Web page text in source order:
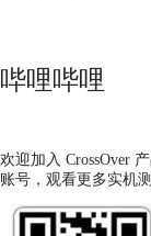
哔哩哔哩
欢迎加入 CrossOver
账号，观看更多实机测